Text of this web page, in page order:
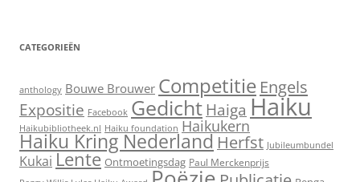
CATEGORIEËN
anthology Bouwe Brouwer Competitie Engels
Expositie Facebook Gedicht Haiga Haiku
Haikubibliotheek.nl Haiku foundation Haikukern
Haiku Kring Nederland Herfst Jubileumbundel
Kukai Lente Ontmoetingsdag Paul Merckenprijs